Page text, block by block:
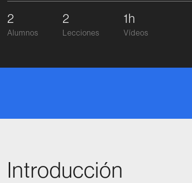
2
Alumnos
2
Lecciones
1h
Vídeos
Introducción